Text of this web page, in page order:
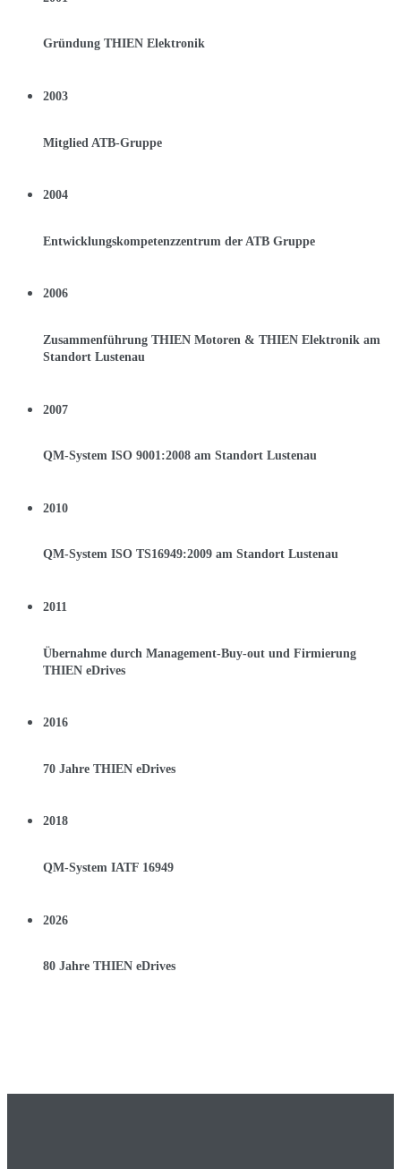
Gründung THIEN Elektronik
2003
Mitglied ATB-Gruppe
2004
Entwicklungskompetenzzentrum der ATB Gruppe
2006
Zusammenführung THIEN Motoren & THIEN Elektronik am
Standort Lustenau
2007
QM-System ISO 9001:2008 am Standort Lustenau
2010
QM-System ISO TS16949:2009 am Standort Lustenau
2011
Übernahme durch Management-Buy-out und Firmierung
THIEN eDrives
2016
70 Jahre THIEN eDrives
2018
QM-System IATF 16949
2026
80 Jahre THIEN eDrives